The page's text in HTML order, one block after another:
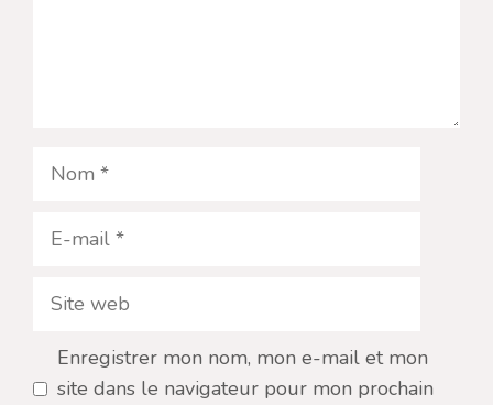
Nom
E-
Site
Enregistrer mon nom, mon e-mail et mon
site dans le navigateur pour mon prochain